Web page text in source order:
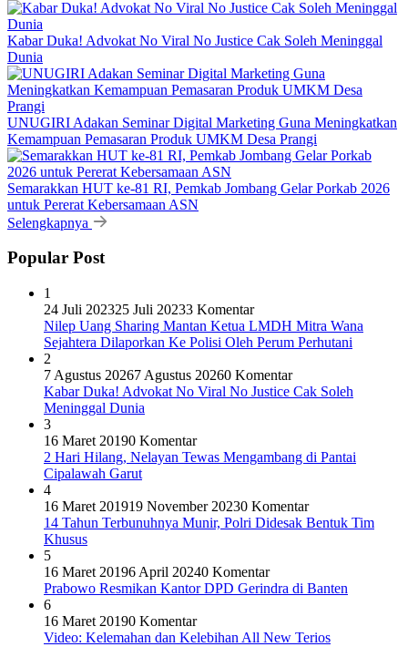
Kabar Duka! Advokat No Viral No Justice Cak Soleh Meninggal
Dunia
UNUGIRI Adakan Seminar Digital Marketing Guna Meningkatkan
Kemampuan Pemasaran Produk UMKM Desa Prangi
Semarakkan HUT ke-81 RI, Pemkab Jombang Gelar Porkab 2026
untuk Pererat Kebersamaan ASN
Selengkapnya
Popular Post
1
24 Juli 202325 Juli 20233 Komentar
Nilep Uang Sharing Mantan Ketua LMDH Mitra Wana
Sejahtera Dilaporkan Ke Polisi Oleh Perum Perhutani
2
7 Agustus 20267 Agustus 20260 Komentar
Kabar Duka! Advokat No Viral No Justice Cak Soleh
Meninggal Dunia
3
16 Maret 20190 Komentar
2 Hari Hilang, Nelayan Tewas Mengambang di Pantai
Cipalawah Garut
4
16 Maret 201919 November 20230 Komentar
14 Tahun Terbunuhnya Munir, Polri Didesak Bentuk Tim
Khusus
5
16 Maret 20196 April 20240 Komentar
Prabowo Resmikan Kantor DPD Gerindra di Banten
6
16 Maret 20190 Komentar
Video: Kelemahan dan Kelebihan All New Terios